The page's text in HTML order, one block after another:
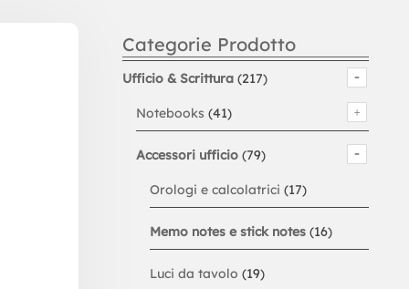
Categorie Prodotto
Ufficio & Scrittura(217)
Notebooks (41)
Accessori ufficio(79)
Orologi e calcolatrici (17)
Memo notes e stick notes(16)
Luci da tavolo (19)